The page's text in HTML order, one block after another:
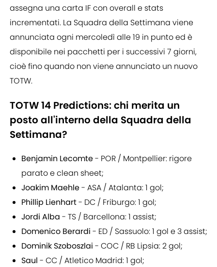
assegna una carta IF con overall e stats
incrementati. La Squadra della Settimana viene
annunciata ogni mercoledì alle 19 in punto ed è
disponibile nei pacchetti per i successivi 7 giorni,
cioè fino quando non viene annunciato un nuovo
TOTW.
TOTW 14 Predictions: chi merita un
posto all'interno della Squadra della
Settimana?
Benjamin Lecomte- POR / Montpellier: rigore
parato e clean sheet;
Joakim Maehle- ASA / Atalanta: 1 gol;
Phillip Lienhart- DC / Friburgo: 1 gol;
Jordi Alba - TS / Barcellona: 1 assist;
Domenico Berardi - ED / Sassuolo: 1 gol e 3 assist;
Dominik Szoboszlai - COC / RB Lipsia: 2 gol;
Saul - CC / Atletico Madrid: 1 gol;